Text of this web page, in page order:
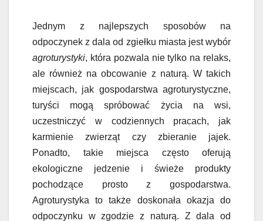
Jednym z najlepszych sposobów na
odpoczynek z dala od zgiełku miasta jest wybór
agroturystyki, która pozwala nie tylko na relaks,
ale również na obcowanie z naturą. W takich
miejscach, jak gospodarstwa agroturystyczne,
turyści mogą spróbować życia na wsi,
uczestniczyć w codziennych pracach, jak
karmienie zwierząt czy zbieranie jajek.
Ponadto, takie miejsca często oferują
ekologiczne jedzenie i świeże produkty
pochodzące prosto z gospodarstwa.
Agroturystyka to także doskonała okazja do
odpoczynku w zgodzie z naturą. Z dala od